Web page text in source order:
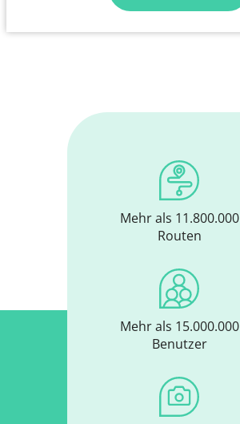
Mehr als 11.800.000
Routen
Mehr als 15.000.000
Benutzer